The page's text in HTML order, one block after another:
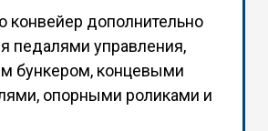
конвейер дополнительно
педалями управления,
бункером, концевыми
опорными роликами и